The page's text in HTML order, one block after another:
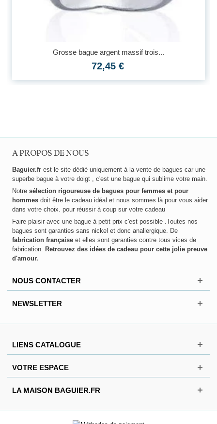
Grosse bague argent massif trois...
72,45 €
A PROPOS DE NOUS
Baguier.fr est le site dédié uniquement à la vente de bagues car une
superbe bague à votre doigt , c'est une bague qui sublime votre main.
Notre sélection rigoureuse de bagues pour femmes et pour
hommes doit être le cadeau idéal et nous sommes là pour vous aider
dans votre choix. pour réussir à coup sur votre cadeau
Faire plaisir avec une bague à petit prix c'est possible .Toutes nos
bagues sont garanties sans nickel et donc anallergique. De
fabrication française et elles sont garanties contre tous vices de
fabrication. Retrouvez des idées de cadeau pour cette jolie preuve
d'amour.
NOUS CONTACTER
NEWSLETTER
LIENS CATALOGUE
VOTRE ESPACE
LA MAISON BAGUIER.FR